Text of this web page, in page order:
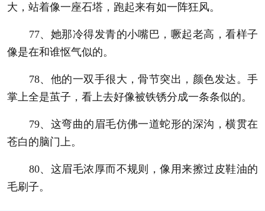
大，站着像一座石塔，跑起来有如一阵狂风。
77、她那冷得发青的小嘴巴，噘起老高，看样子
像是在和谁怄气似的。
78、他的一双手很大，骨节突出，颜色发达。手
掌上全是茧子，看上去好像被铁锈分成一条条似的。
79、这弯曲的眉毛仿佛一道蛇形的深沟，横贯在
苍白的脑门上。
80、这眉毛浓厚而不规则，像用来擦过皮鞋油的
毛刷子。